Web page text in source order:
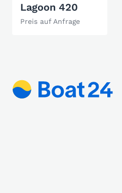
Lagoon 420
Preis auf Anfrage